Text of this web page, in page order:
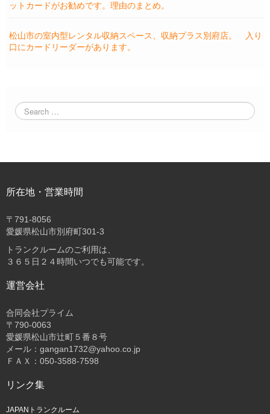
ットカードがお勧めです。理由のまとめ。
松山市の室内型レンタル収納スペース、収納プラス別府店。 入り
口にカードリーダーがあります。
所在地・営業時間
〒 791-8056
愛媛県松山市別府町301-3
トランクルームのご利用は、
３６５日２４時間いつでも可能です。
運営会社
合同会社プライム
〒 790-0063
愛媛県松山市辻町５番８号
メール：gangan1732@yahoo.co.jp
ＦＡＸ：050-3588-7598
リンク集
JAPANトランクルーム